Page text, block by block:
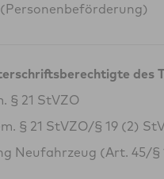
des
§ 21 StVZO
§ 21 StVZO/§ 19 (2)
Neufahrzeug (Art. 45/§